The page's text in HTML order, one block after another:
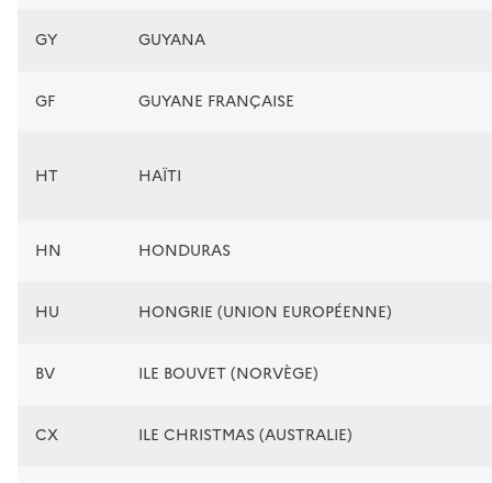
GY GUYANA
GF GUYANE FRANÇAISE
HT HAÏTI
HN HONDURAS
HU HONGRIE (UNION EUROPÉENNE)
BV ILE BOUVET (NORVÈGE)
CX ILE CHRISTMAS (AUSTRALIE)